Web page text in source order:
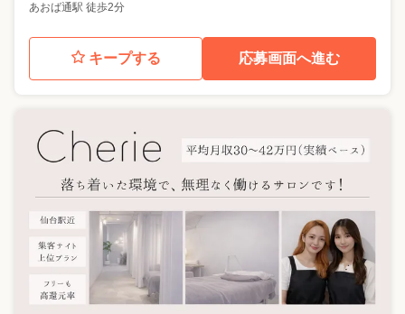
あおば通駅 徒歩2分
キープする 応募画面へ進む